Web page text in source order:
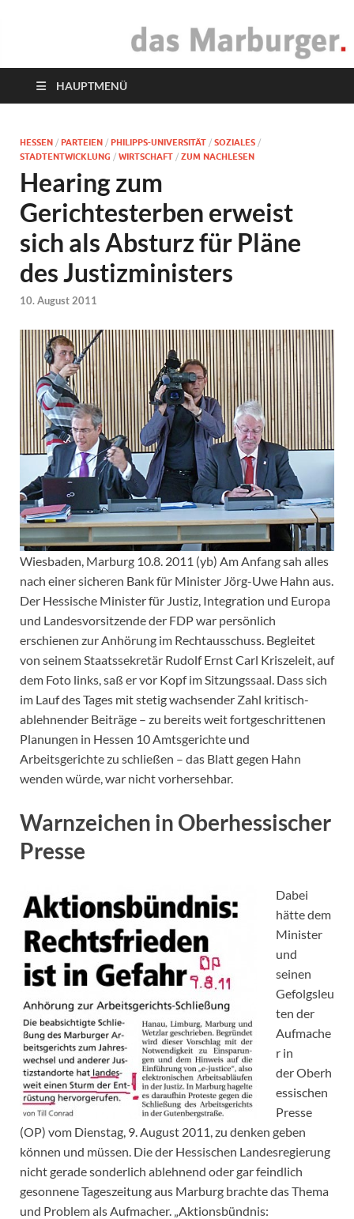
das Marburger.
HAUPTMENÜ
HESSEN / PARTEIEN / PHILIPPS-UNIVERSITÄT / SOZIALES /
STADTENTWICKLUNG / WIRTSCHAFT / ZUM NACHLESEN
Hearing zum
Gerichtesterben erweist
sich als Absturz für Pläne
des Justizministers
10. August 2011
Wiesbaden, Marburg 10.8. 2011 (yb) Am Anfang sah alles
nach einer sicheren Bank für Minister Jörg-Uwe Hahn aus.
Der Hessische Minister für Justiz, Integration und Europa
und Landesvorsitzende der FDP war persönlich
erschienen zur Anhörung im Rechtausschuss. Begleitet
von seinem Staatssekretär Rudolf Ernst Carl Kriszeleit, auf
dem Foto links, saß er vor Kopf im Sitzungssaal. Dass sich
im Lauf des Tages mit stetig wachsender Zahl kritisch-
ablehnender Beiträge – zu bereits weit fortgeschrittenen
Planungen in Hessen 10 Amtsgerichte und
Arbeitsgerichte zu schließen – das Blatt gegen Hahn
wenden würde, war nicht vorhersehbar.
Warnzeichen in Oberhessischer
Presse
Dabei
hätte dem
Minister
und
seinen
Gefolgsleu
ten der
Aufmache
r in
der Oberh
essischen
Presse
(OP) vom Dienstag, 9. August 2011, zu denken geben
können und müssen. Die der Hessischen Landesregierung
nicht gerade sonderlich ablehnend oder gar feindlich
gesonnene Tageszeitung aus Marburg brachte das Thema
und Problem als Aufmacher. „Aktionsbündnis: